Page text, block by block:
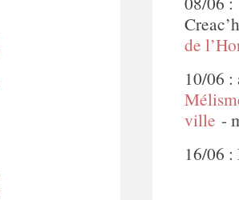
de
10/06 :
ville -
16/06